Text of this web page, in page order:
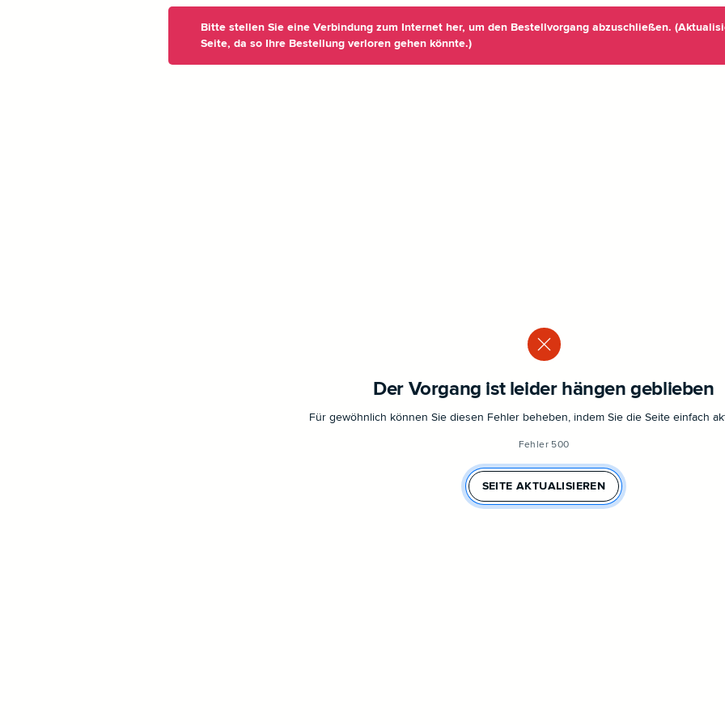
Bitte stellen Sie eine Verbindung zum Internet her, um den Bestellvorgang abzuschließen.
Seite, da so Ihre Bestellung verloren gehen könnte.)
Der Vorgang ist leider hängen geblieben
Für gewöhnlich können Sie diesen Fehler beheben, indem Sie die Seite einfach
Fehler 500
SEITE AKTUALISIEREN